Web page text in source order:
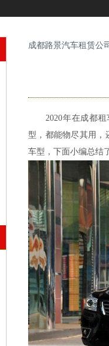
成都路景汽车租赁公司
2020年在成都租
型，都能物尽其用，
车型，下面小编总结